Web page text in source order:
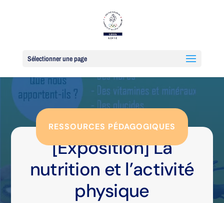
Sélectionner une page
RESSOURCES PÉDAGOGIQUES
[Exposition] La
nutrition et l’activité
physique